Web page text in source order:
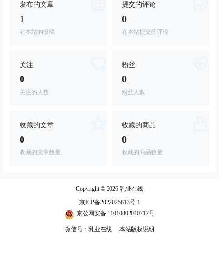
发布的文章
1
在本站的投稿
提交的评论
0
在本站提交的评论
关注
0
关注的人数
粉丝
0
粉丝人数
收藏的文章
0
收藏的文章数量
收藏的商品
0
收藏的商品数量
Copyright © 2026 乳业在线
京ICP备2022025813号-1
京公网安备 11010802040717号
微信号：乳业在线 本站版权说明